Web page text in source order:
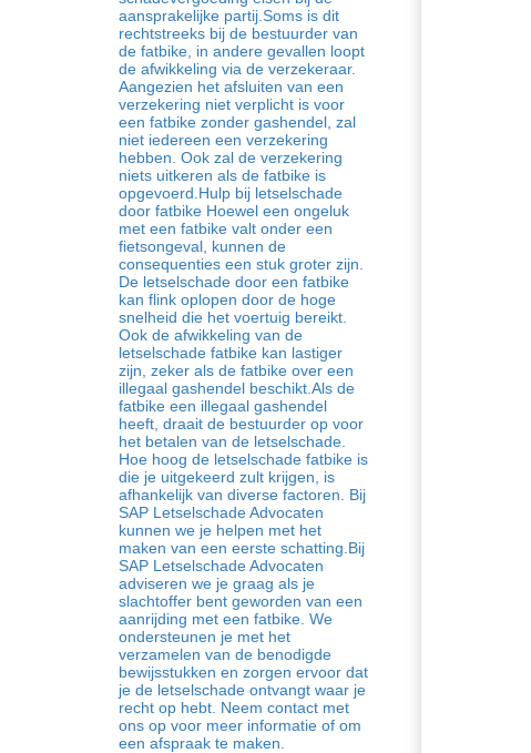
aansprakelijke partij.Soms is dit
rechtstreeks bij de bestuurder van
de fatbike, in andere gevallen loopt
de afwikkeling via de verzekeraar.
Aangezien het afsluiten van een
verzekering niet verplicht is voor
een fatbike zonder gashendel, zal
niet iedereen een verzekering
hebben. Ook zal de verzekering
niets uitkeren als de fatbike is
opgevoerd.Hulp bij letselschade
door fatbike Hoewel een ongeluk
met een fatbike valt onder een
fietsongeval, kunnen de
consequenties een stuk groter zijn.
De letselschade door een fatbike
kan flink oplopen door de hoge
snelheid die het voertuig bereikt.
Ook de afwikkeling van de
letselschade fatbike kan lastiger
zijn, zeker als de fatbike over een
illegaal gashendel beschikt.Als de
fatbike een illegaal gashendel
heeft, draait de bestuurder op voor
het betalen van de letselschade.
Hoe hoog de letselschade fatbike is
die je uitgekeerd zult krijgen, is
afhankelijk van diverse factoren. Bij
SAP Letselschade Advocaten
kunnen we je helpen met het
maken van een eerste schatting.Bij
SAP Letselschade Advocaten
adviseren we je graag als je
slachtoffer bent geworden van een
aanrijding met een fatbike. We
ondersteunen je met het
verzamelen van de benodigde
bewijsstukken en zorgen ervoor dat
je de letselschade ontvangt waar je
recht op hebt. Neem contact met
ons op voor meer informatie of om
een afspraak te maken.